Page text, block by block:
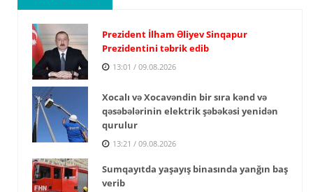
Prezident İlham Əliyev Sinqapur
Prezidentini təbrik edib
13:01 / 09.08.2026
Xocalı və Xocavəndin bir sıra kənd və
qəsəbələrinin elektrik şəbəkəsi yenidən
qurulur
13:21 / 09.08.2026
Sumqayıtda yaşayış binasında yanğın baş
verib